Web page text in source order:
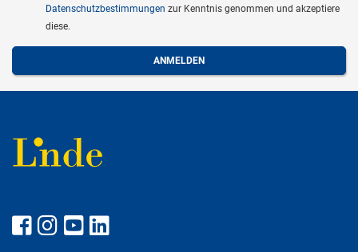
Datenschutzbestimmungen zur Kenntnis genommen und akzeptiere
diese.